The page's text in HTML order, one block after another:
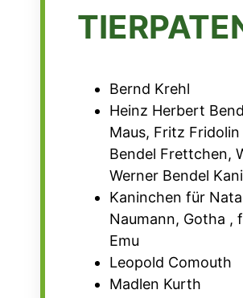
Bernd Krehl
Heinz Herbert
Maus, Fritz Fridolin
Bendel Frettchen,
Werner Bendel
Kaninchen für
Naumann, Gotha ,
Emu
Leopold Comouth
Madlen Kurth